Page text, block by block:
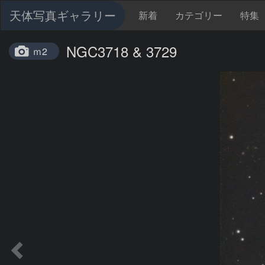
天体写真ギャラリー 新着 カテゴリー 特集
ｍ2 NGC3718 & 3729